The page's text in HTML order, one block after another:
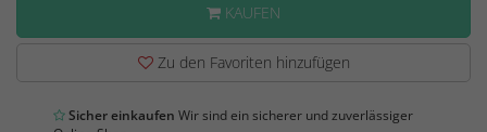
KAUFEN
Zu den Favoriten hinzufügen
Sicher einkaufen Wir sind ein sicherer und zuverlässiger